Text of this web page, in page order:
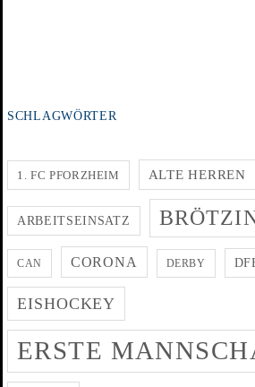
SCHLAGWÖRTER
1. FC PFORZHEIM ALTE HERREN
ARBEITSEINSATZ
CAN CORONA DERBY
EISHOCKEY
ERSTE